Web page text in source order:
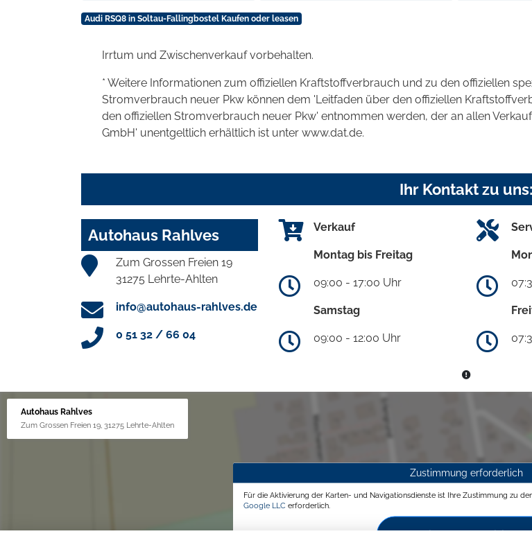
Audi RSQ8 in Soltau-Fallingbostel Kaufen oder leasen
Irrtum und Zwischenverkauf vorbehalten.
* Weitere Informationen zum offiziellen Kraftstoffverbrauch und zu den offiziellen
Stromverbrauch neuer Pkw können dem 'Leitfaden über den offiziellen
den offiziellen Stromverbrauch neuer Pkw' entnommen werden, der an allen
GmbH' unentgeltlich erhältlich ist unter www.dat.de.
Ihr Kontakt zu uns:
Autohaus Rahlves
Zum Grossen Freien 19
31275 Lehrte-Ahlten
info@autohaus-rahlves.de
0 51 32 / 66 04
Verkauf
Montag bis Freitag
09:00 - 17:00 Uhr
Samstag
09:00 - 12:00 Uhr
Autohaus Rahlves
Zum Grossen Freien 19, 31275 Lehrte-Ahlten
Zustimmung erforderlich
Für die Aktivierung der Karten- und Navigationsdienste ist Ihre Zustimmung zu
Google LLC erforderlich.